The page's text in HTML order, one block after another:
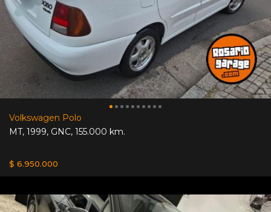
Volkswagen Polo
MT, 1999, GNC, 155.000 km.
$ 6.950.000